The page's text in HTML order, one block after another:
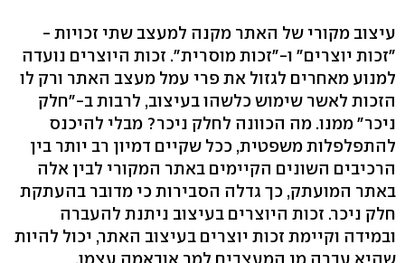
עיצוב מקורי של האתר מקנה למעצב שתי זכויות -
"זכות יוצרים" ו-"זכות מוסרית". זכות היוצרים נועדה
למנוע מאחרים לגזול את פרי עמל מעצב האתר ורק לו
הזכות לאשר שימוש כלשהו בעיצוב, לרבות ב-"חלק
ניכר" ממנו. מה הכוונה לחלק ניכר? מבלי להיכנס
להתפלפלות משפטית, ככל שקיים דמיון רב יותר בין
הרכיבים השונים הקיימים באתר המקורי לבין אלה
באתר המועתק, כך גדלה הסבירות כי מדובר בהעתקת
חלק ניכר. זכות היוצרים בעיצוב ניתנת להעברה
ובמידה וקיימת זכות יוצרים בעיצוב האתר, יכול להיות